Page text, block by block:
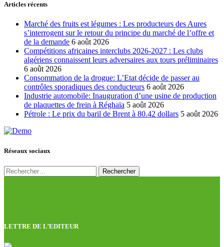
Articles récents
Marché des fruits est légumes : Les producteurs des Aures
s’interrogent sur le retour du principe du marché de l’offre et
de la demande 6 août 2026
Compétitions africaines interclubs 2026-2027 : Les clubs
algériens connaissent leurs adversaires aux tours préliminaires
6 août 2026
Consommation de la drogue: L’Etat décide de passer au
contrôles sporadiques des conducteurs 6 août 2026
Industrie automobile: Inauguration d’une usine de production
de plaquettes de frein à Réghaïa 5 août 2026
Pétrole : Le prix du baril de Brent à 80.42 dollars 5 août 2026
Réseaux sociaux
Rechercher :
LETTRE DE L’EDITEUR